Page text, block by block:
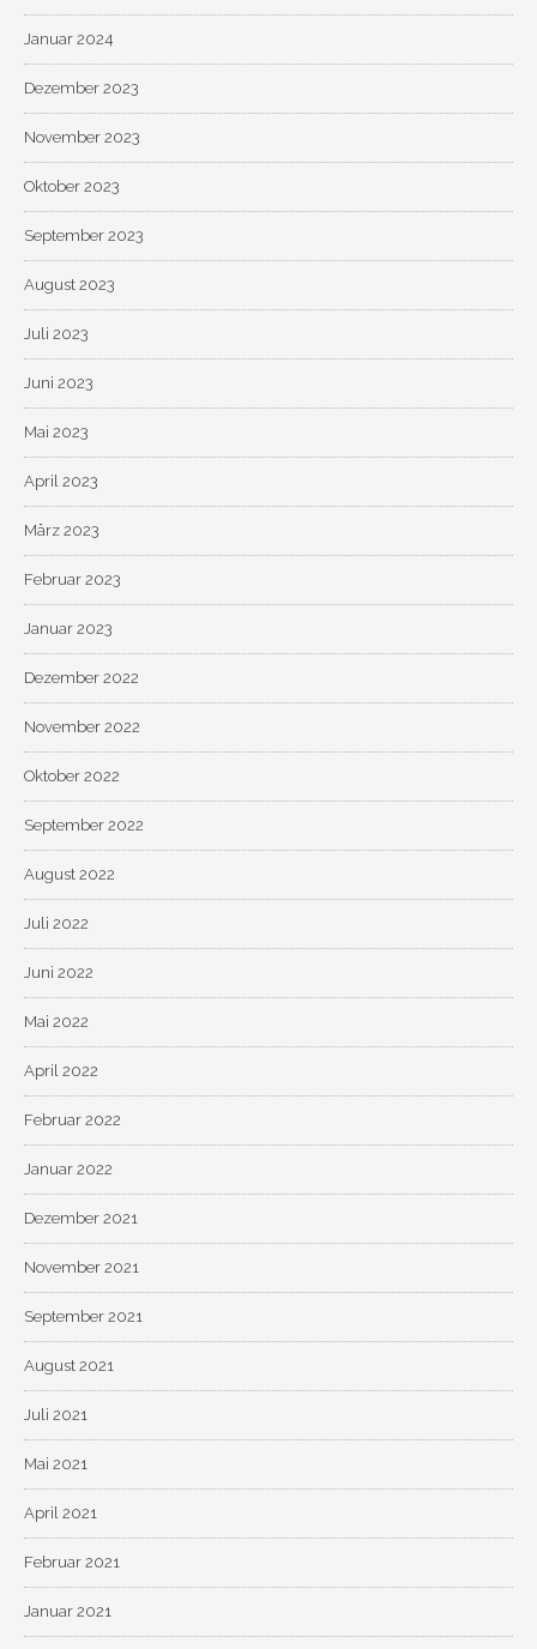
Januar 2024
Dezember 2023
November 2023
Oktober 2023
September 2023
August 2023
Juli 2023
Juni 2023
Mai 2023
April 2023
März 2023
Februar 2023
Januar 2023
Dezember 2022
November 2022
Oktober 2022
September 2022
August 2022
Juli 2022
Juni 2022
Mai 2022
April 2022
Februar 2022
Januar 2022
Dezember 2021
November 2021
September 2021
August 2021
Juli 2021
Mai 2021
April 2021
Februar 2021
Januar 2021